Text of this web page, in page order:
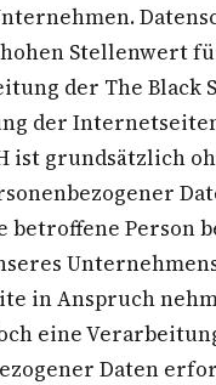
Stellenwert
der The Black
der
ist grundsätzlich
betroffene Person
in Anspruch
eine
Daten